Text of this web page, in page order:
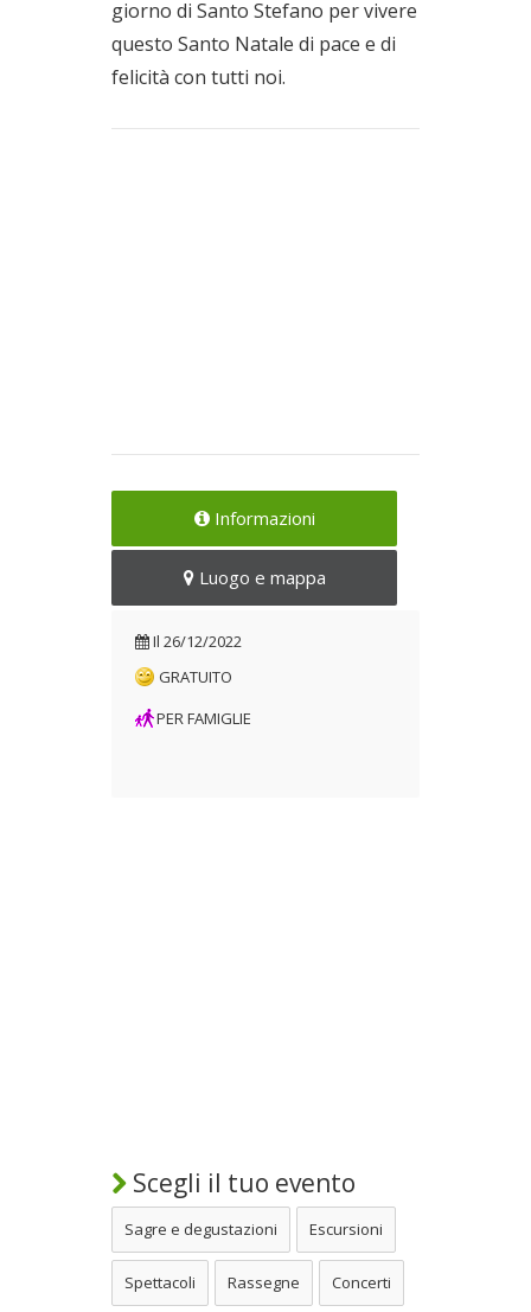
giorno di Santo Stefano per vivere
questo Santo Natale di pace e di
felicità con tutti noi.
Informazioni
Luogo e mappa
Il 26/12/2022
GRATUITO
PER FAMIGLIE
Scegli il tuo evento
Sagre e degustazioni Escursioni
Spettacoli Rassegne Concerti